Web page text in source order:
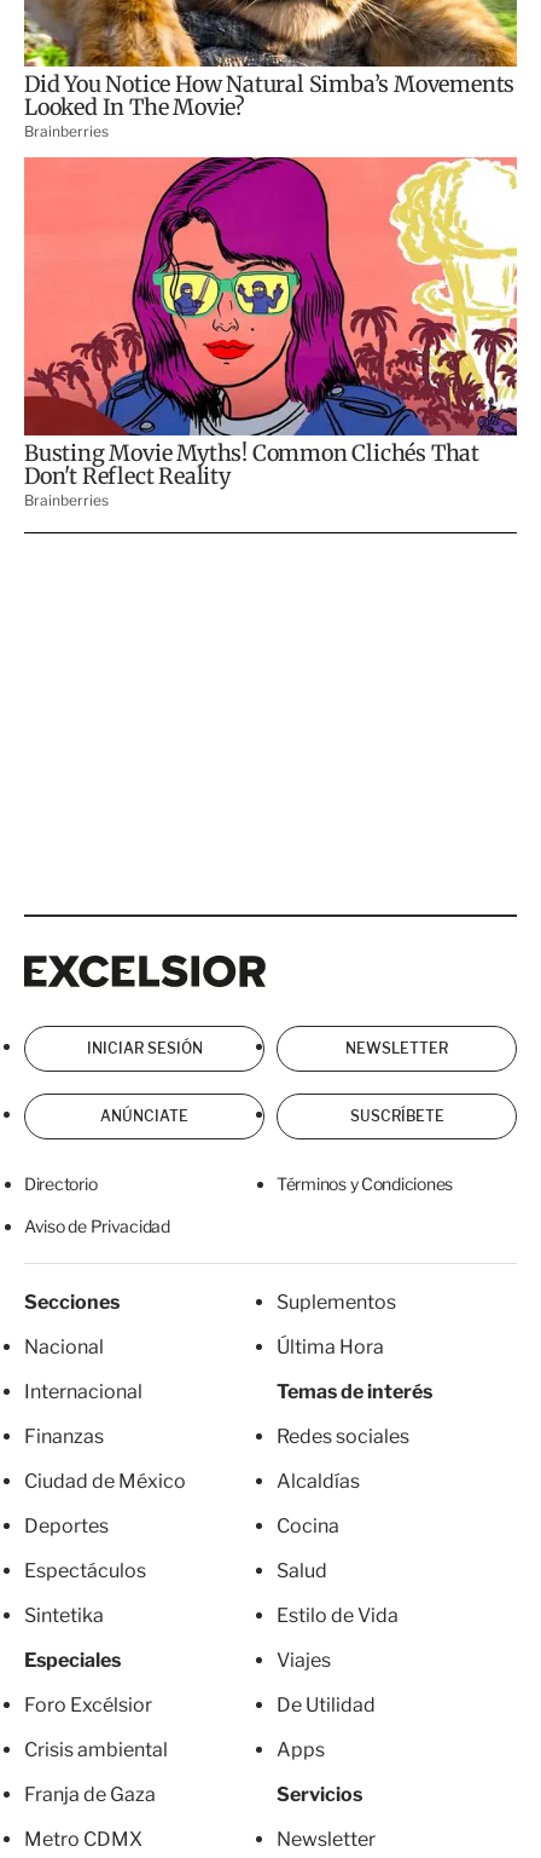
INICIAR SESIÓN NEWSLETTER
ANÚNCIATE SUSCRÍBETE
Directorio Términos y Condiciones
Aviso de Privacidad
Secciones
Nacional
Internacional
Finanzas
Ciudad de México
Deportes
Espectáculos
Sintetika
Especiales
Foro Excélsior
Crisis ambiental
Franja de Gaza
Metro CDMX
Suplementos
Última Hora
Temas de interés
Redes sociales
Alcaldías
Cocina
Salud
Estilo de Vida
Viajes
De Utilidad
Apps
Servicios
Newsletter